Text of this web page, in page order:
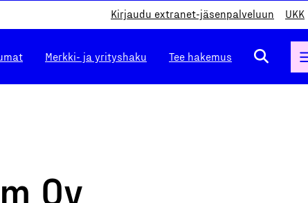
Kirjaudu extranet-jäsenpalveluun UKK
Merkki- ja yrityshaku Tee hakemus
Oy